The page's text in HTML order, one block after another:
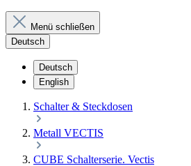
Menü schließen
Deutsch
Deutsch
English
Schalter & Steckdosen
Metall VECTIS
CUBE Schalterserie. Vectis